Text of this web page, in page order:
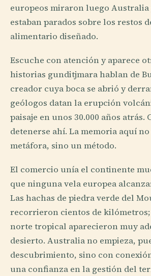
europeos miraron luego Australia
estaban parados sobre los restos
alimentario diseñado.
Escuche con atención y aparece
historias gunditjmara hablan de
creador cuya boca se abrió y
geólogos datan la erupción
paisaje en unos 30.000 años atrás.
detenerse ahí. La memoria aquí
metáfora, sino un método.
El comercio unía el continente
que ninguna vela europea
Las hachas de piedra verde del
recorrieron cientos de
norte tropical aparecieron muy
desierto. Australia no empieza,
descubrimiento, sino con
una confianza en la gestión del